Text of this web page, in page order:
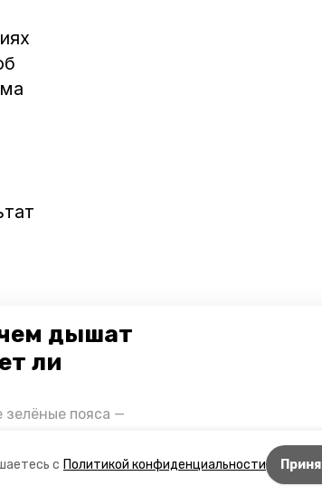
с Политикой конфиденциальности
дышат
ли
зелёные пояса —
газов на
«Победы26».